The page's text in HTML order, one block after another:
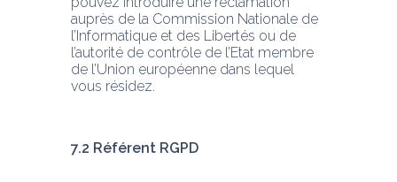
auprès de la Commission Nationale de
l’Informatique et des Libertés ou de
l’autorité de contrôle de l’Etat membre
de l’Union européenne dans lequel
vous résidez.
7.2 Référent RGPD